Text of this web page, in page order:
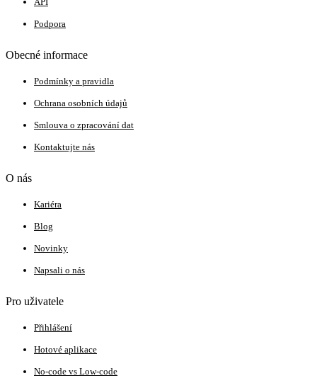
Podpora
Obecné informace
Podmínky a pravidla
Ochrana osobních údajů
Smlouva o zpracování dat
Kontaktujte nás
O nás
Kariéra
Blog
Novinky
Napsali o nás
Pro uživatele
Přihlášení
Hotové aplikace
No-code vs Low-code